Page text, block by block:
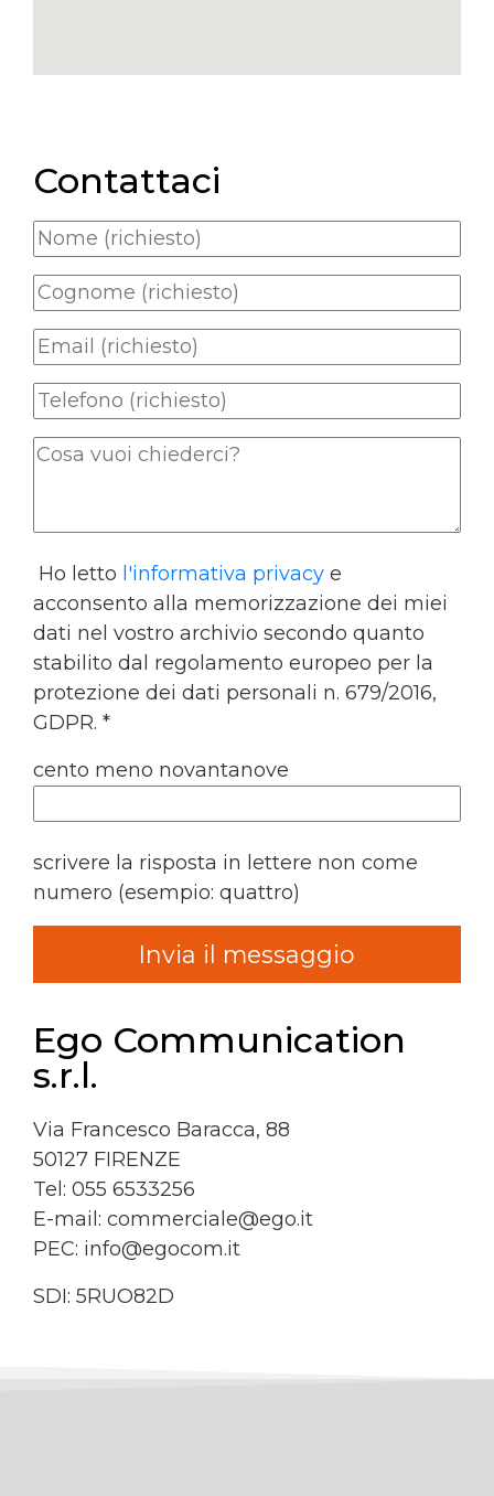
Contattaci
Ho letto l'informativa privacy e
acconsento alla memorizzazione dei miei
dati nel vostro archivio secondo quanto
stabilito dal regolamento europeo per la
protezione dei dati personali n. 679/2016,
GDPR. *
cento meno novantanove
scrivere la risposta in lettere non come
numero (esempio: quattro)
Ego Communication
s.r.l.
Via Francesco Baracca, 88
50127 FIRENZE
Tel: 055 6533256
E-mail: commerciale@ego.it
PEC: info@egocom.it
SDI: 5RUO82D